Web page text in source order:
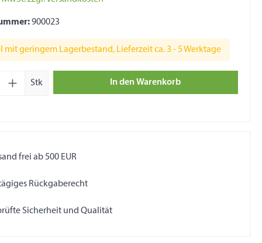
900023
mit geringem Lagerbestand, Lieferzeit ca. 3 - 5 Werktage
Anzahl: Gib den gewünschten Wert ein
Stk In den Warenkorb
frei ab 500 EUR
Rückgaberecht
Sicherheit und Qualität